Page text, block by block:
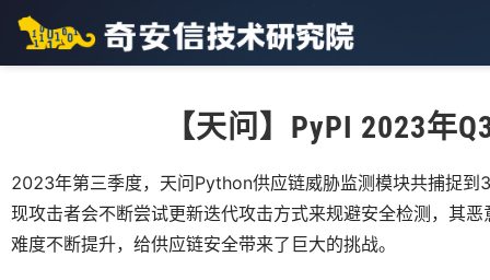
【天问】PyPI 2023年
2023年第三季度，天问Python供应链威胁监测模块共捕捉
现攻击者会不断尝试更新迭代攻击方式来规避安全检测，其
难度不断提升，给供应链安全带来了巨大的挑战。